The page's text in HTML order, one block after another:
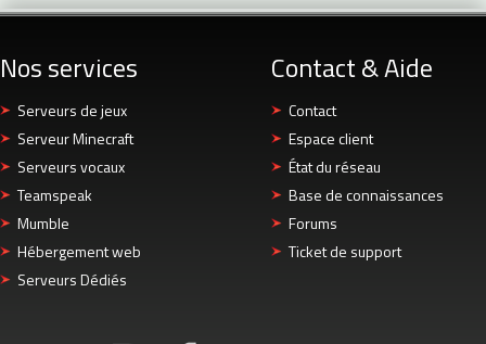
Nos services
Serveurs de jeux
Serveur Minecraft
Serveurs vocaux
Teamspeak
Mumble
Hébergement web
Serveurs Dédiés
Contact & Aide
Contact
Espace client
État du réseau
Base de connaissances
Forums
Ticket de support